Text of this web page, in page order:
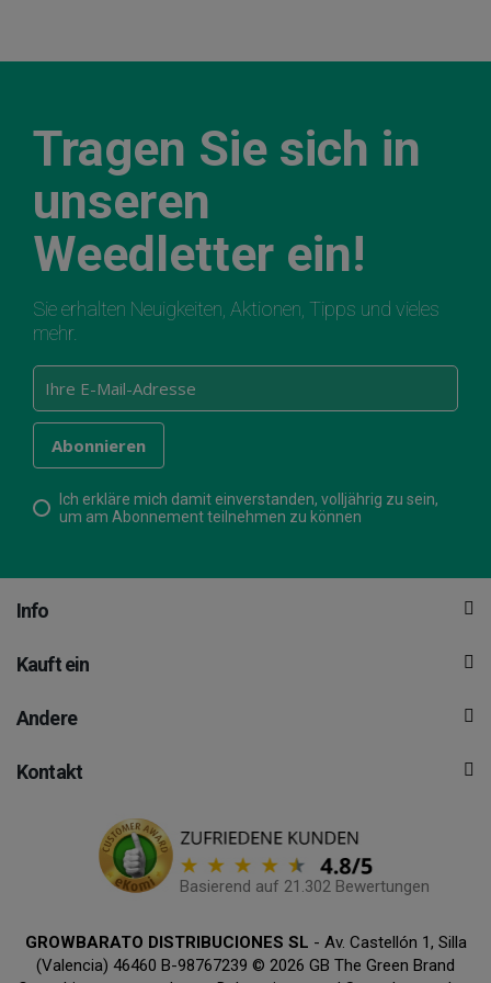
Tragen Sie sich in
unseren
Weedletter ein!
Sie erhalten Neuigkeiten, Aktionen, Tipps und vieles
mehr.
Ich erkläre mich damit einverstanden, volljährig zu sein,
um am Abonnement teilnehmen zu können
Info
Kauft ein
Andere
Kontakt
Basierend auf 21.302 Bewertungen
GROWBARATO DISTRIBUCIONES SL - Av. Castellón 1, Silla
(Valencia) 46460 B-98767239 © 2026 GB The Green Brand